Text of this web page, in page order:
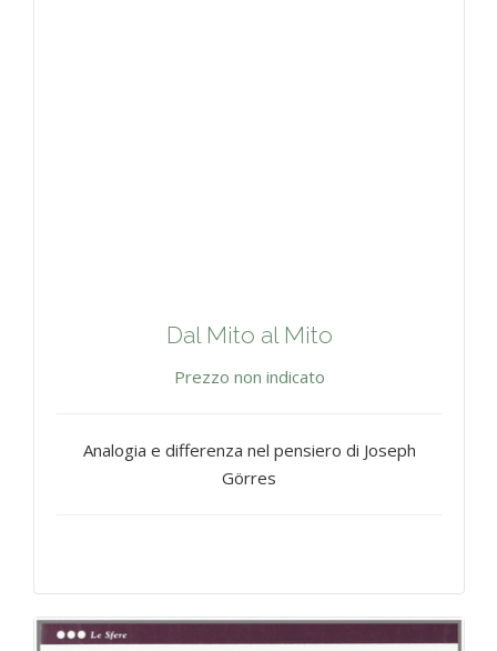
Dal Mito al Mito
Prezzo non indicato
Analogia e differenza nel pensiero di Joseph
Görres